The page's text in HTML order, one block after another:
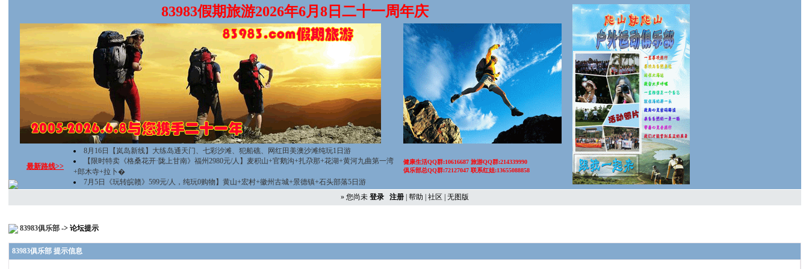
83983假期旅游2026年6月8日二十一周年庆
最新路线>>
8月16日【岚岛新线】大练岛通天门、七彩沙滩、犯船礁、网红田美澳沙滩纯玩1日游
【限时特卖《格桑花开·陇上甘南》福州2980元/人】麦积山+官鹅沟+扎尕那+花湖+黄河九曲第一湾
+郎木寺+拉卜�
7月5日《玩转皖赣》599元/人，纯玩0购物】黄山+宏村+徽州古城+景德镇+石头部落5日游
健康生活QQ群:10616687 旅游QQ群:214339990
俱乐部总QQ群:72127047 联系红姐:13655088858
» 您尚未 登录 注册| 帮助 社区 无图版
83983俱乐部 -> 论坛提示
83983俱乐部 提示信息